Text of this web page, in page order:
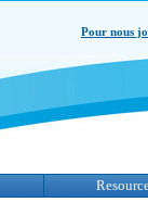
Pour nous